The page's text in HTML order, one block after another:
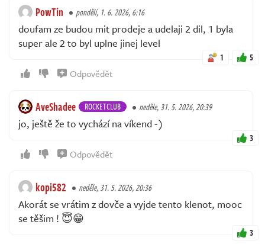
PowTin pondělí, 1. 6. 2026, 6:16
doufam ze budou mit prodeje a udelaji 2 dil, 1 byla
super ale 2 to byl uplne jinej level
1 5
Odpovědět
AveShadee ROCKETCLUB neděle, 31. 5. 2026, 20:39
jo, ještě že to vychází na víkend -)
3
Odpovědět
kopi582 neděle, 31. 5. 2026, 20:36
Akorát se vrátim z dovče a vyjde tento klenot, mooc
se těšim ! 😇😁
3